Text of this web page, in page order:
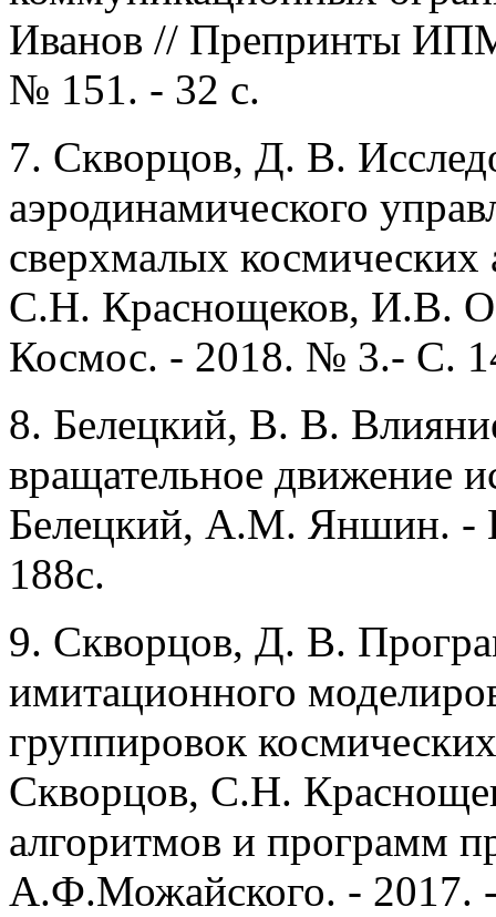
Иванов // Препринты
№ 151. - 32 с.
7. Скворцов, Д. В.
аэродинамического
сверхмалых
С.Н. Краснощеков, И.В.
Космос. - 2018. № 3.- С.
8. Белецкий, В. В.
вращательное движение
Белецкий, А.М. Яншин. -
188с.
9. Скворцов, Д. В.
имитационного
группировок
Скворцов, С.Н.
алгоритмов и программ
А.Ф.Можайского. -